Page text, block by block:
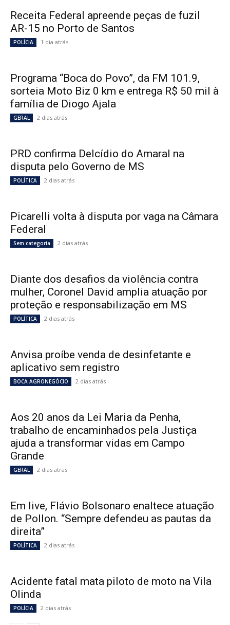
Receita Federal apreende peças de fuzil
AR-15 no Porto de Santos
POLÍCIA 1 dia atrás
Programa “Boca do Povo”, da FM 101.9,
sorteia Moto Biz 0 km e entrega R$ 50 mil à
família de Diogo Ajala
GERAL 2 dias atrás
PRD confirma Delcídio do Amaral na
disputa pelo Governo de MS
POLÍTICA 2 dias atrás
Picarelli volta à disputa por vaga na Câmara
Federal
Sem categoria 2 dias atrás
Diante dos desafios da violência contra
mulher, Coronel David amplia atuação por
proteção e responsabilização em MS
POLÍTICA 2 dias atrás
Anvisa proíbe venda de desinfetante e
aplicativo sem registro
BOCA AGRONEGÓCIO 2 dias atrás
Aos 20 anos da Lei Maria da Penha,
trabalho de encaminhados pela Justiça
ajuda a transformar vidas em Campo
Grande
GERAL 2 dias atrás
Em live, Flávio Bolsonaro enaltece atuação
de Pollon. “Sempre defendeu as pautas da
direita”
POLÍTICA 2 dias atrás
Acidente fatal mata piloto de moto na Vila
Olinda
POLÍCIA 2 dias atrás